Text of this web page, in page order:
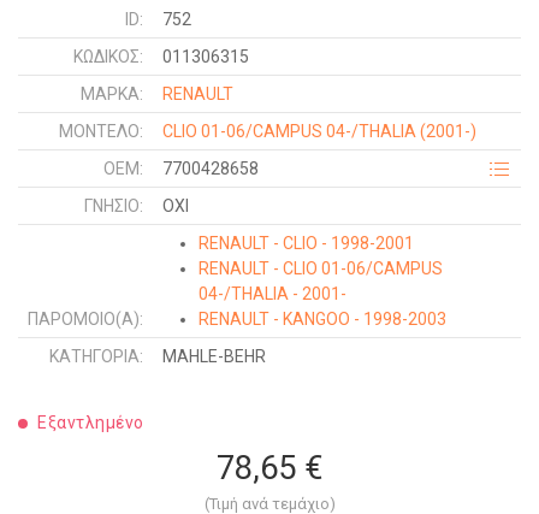
ID:
752
ΚΩΔΙΚΌΣ:
011306315
ΜΑΡΚΑ:
RENAULT
ΜΟΝΤΕΛΟ:
CLIO 01-06/CAMPUS 04-/THALIA (2001-)
OEM:
7700428658
ΓΝΉΣΙΟ:
ΟΧΙ
ΠΑΡΌΜΟΙΟ(Α):
RENAULT - CLIO - 1998-2001
RENAULT - CLIO 01-06/CAMPUS
04-/THALIA - 2001-
RENAULT - KANGOO - 1998-2003
ΚΑΤΗΓΟΡΊΑ:
MAHLE-BEHR
Εξαντλημένο
78,65 €
(Τιμή ανά τεμάχιο)